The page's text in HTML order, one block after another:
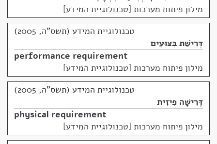
מילון פיתוח מערכות [טכנולוגיית המידע]
טכנולוגיית המידע (תשס"ה, 2005)
דְּרִישַׁת בִּצּוּעִים
performance requirement
מילון פיתוח מערכות [טכנולוגיית המידע]
טכנולוגיית המידע (תשס"ה, 2005)
דְּרִישָׁה פִיזִית
physical requirement
מילון פיתוח מערכות [טכנולוגיית המידע]